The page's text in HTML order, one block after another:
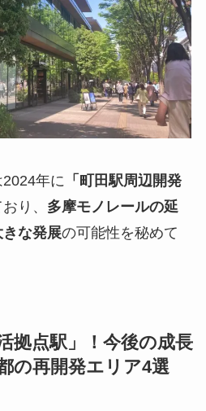
2024年に 「町田駅周辺開発
り、 多摩モノレールの延
な発展の可能性を秘めて
拠点駅」！今後の成長
の再開発エリア4選